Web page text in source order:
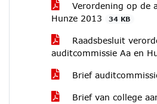
Verordening op de
Hunze 2013
34 KB
Raadsbesluit
auditcommissie Aa en
Brief
Brief van college